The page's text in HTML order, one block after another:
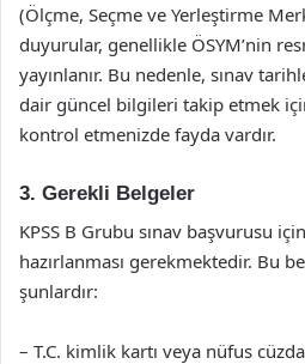
(Ölçme, Seçme ve Yerleştirme
duyurular, genellikle ÖSYM’nin
yayınlanır. Bu nedenle, sınav
dair güncel bilgileri takip etmek
kontrol etmenizde fayda vardır.
3. Gerekli Belgeler
KPSS B Grubu sınav başvurusu
hazırlanması gerekmektedir. Bu
şunlardır:
– T.C. kimlik kartı veya nüfus